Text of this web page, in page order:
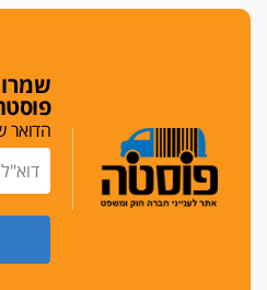
בימ"ש מחוזי: החלטת עמית
חדש ללשכה אינה סבירה
משפחה ופוליטיקה
עו"ד גלעד מנשה ויאיר
הדואר